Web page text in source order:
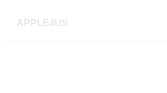
APPLE4US